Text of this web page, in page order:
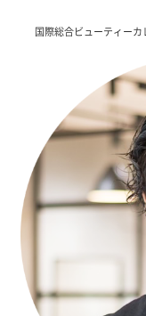
国際総合ビューティーカ